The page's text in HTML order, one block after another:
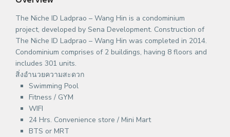
The Niche ID Ladprao – Wang Hin is a condominium
project, developed by Sena Development. Construction of
The Niche ID Ladprao – Wang Hin was completed in 2014.
Condominium comprises of 2 buildings, having 8 floors and
includes 301 units.
สิ่งอำนวยความสะดวก
Swimming Pool
Fitness / GYM
WIFI
24 Hrs. Convenience store / Mini Mart
BTS or MRT